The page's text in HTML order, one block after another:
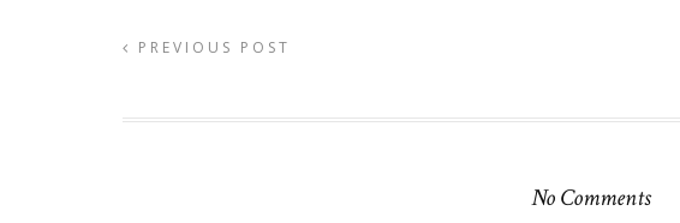
PREVIOUS POST
No Comments